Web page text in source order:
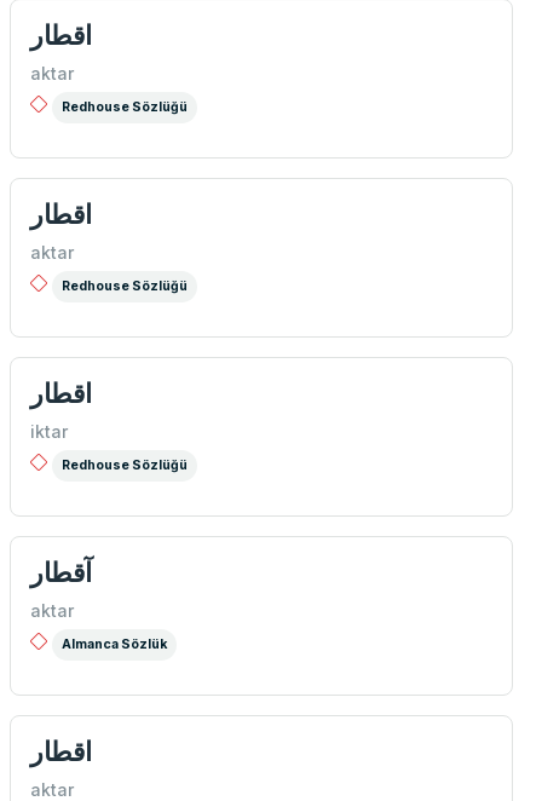
اقطار
aktar
Redhouse Sözlüğü
اقطار
aktar
Redhouse Sözlüğü
اقطار
iktar
Redhouse Sözlüğü
آقطار
aktar
Almanca Sözlük
اقطار
aktar